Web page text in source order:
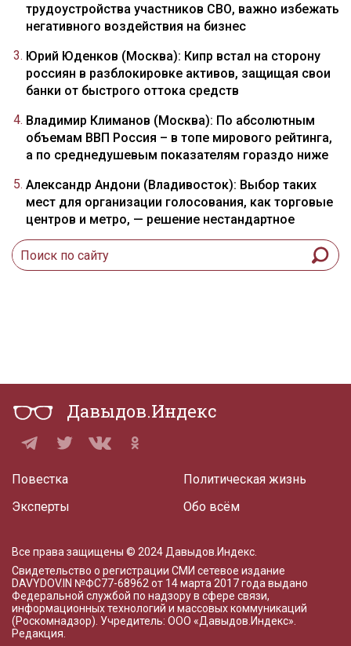
трудоустройства участников СВО, важно избежать
негативного воздействия на бизнес
Юрий Юденков (Москва): Кипр встал на сторону
россиян в разблокировке активов, защищая свои
банки от быстрого оттока средств
Владимир Климанов (Москва): По абсолютным
объемам ВВП Россия – в топе мирового рейтинга,
а по среднедушевым показателям гораздо ниже
Александр Андони (Владивосток): Выбор таких
мест для организации голосования, как торговые
центров и метро, — решение нестандартное
Давыдов.Индекс
Повестка
Эксперты
Политическая жизнь
Обо всём
Все права защищены © 2024 Давыдов.Индекс.
Свидетельство о регистрации СМИ сетевое издание
DAVYDOV.IN №ФС77-68962 от 14 марта 2017 года выдано
Федеральной службой по надзору в сфере связи,
информационных технологий и массовых коммуникаций
(Роскомнадзор). Учредитель: ООО «Давыдов.Индекс».
Редакция